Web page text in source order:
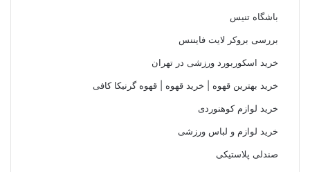
باشگاه تنیس
بررسی بروکر لایت فایننس
خرید اسکوربورد ورزشی در تهران
خرید بهترین قهوه | خرید قهوه | قهوه گرنیکا کافی
خرید لوازم کوهنوردی
خرید لوازم و لباس ورزشی
صندلی پلاستیکی